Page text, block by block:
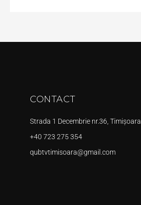
CONTACT
Strada 1 Decembrie nr.36, Timișoara
+40 723 275 354
qubtvtimisoara@gmail.com